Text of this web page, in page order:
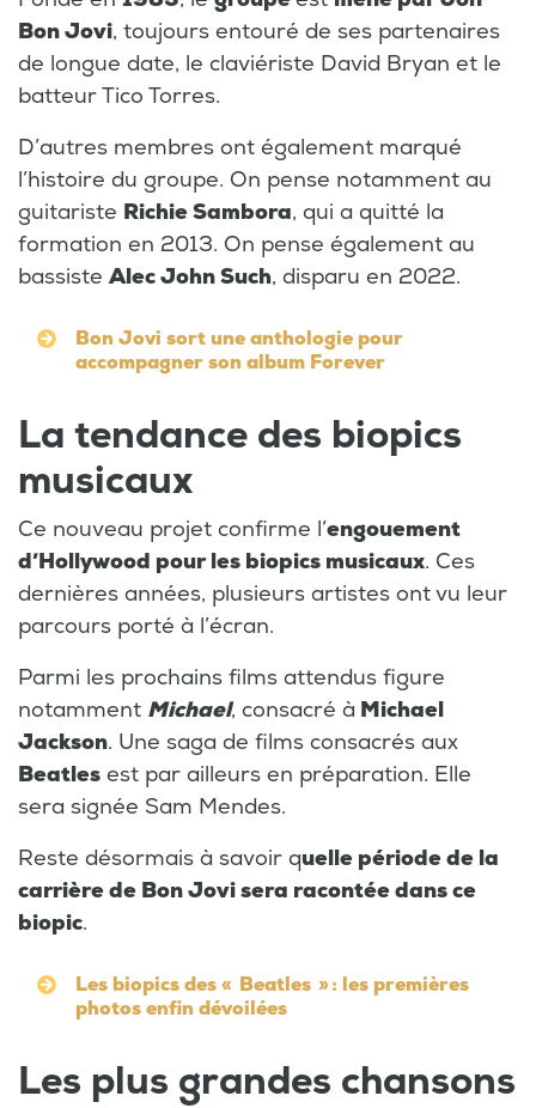
Bon Jovi, toujours entouré de ses partenaires
de longue date, le claviériste David Bryan et le
batteur Tico Torres.
D’autres membres ont également marqué
l’histoire du groupe. On pense notamment au
guitariste Richie Sambora, qui a quitté la
formation en 2013. On pense également au
bassiste Alec John Such, disparu en 2022.
Bon Jovi sort une anthologie pour
accompagner son album Forever
La tendance des biopics
musicaux
Ce nouveau projet confirme l’engouement
d’Hollywood pour les biopics musicaux. Ces
dernières années, plusieurs artistes ont vu leur
parcours porté à l’écran.
Parmi les prochains films attendus figure
notamment Michael, consacré à Michael
Jackson. Une saga de films consacrés aux
Beatles est par ailleurs en préparation. Elle
sera signée Sam Mendes.
Reste désormais à savoir quelle période de la
carrière de Bon Jovi sera racontée dans ce
biopic.
Les biopics des « Beatles » : les premières
photos enfin dévoilées
Les plus grandes chansons